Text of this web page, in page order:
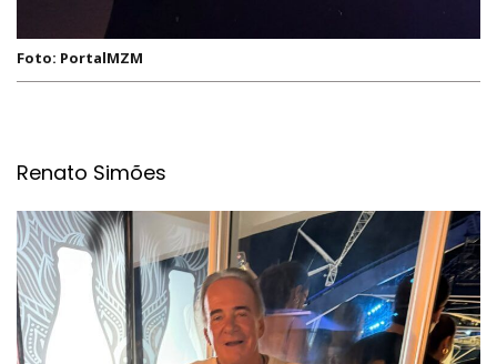
Foto: PortalMZM
Renato Simões